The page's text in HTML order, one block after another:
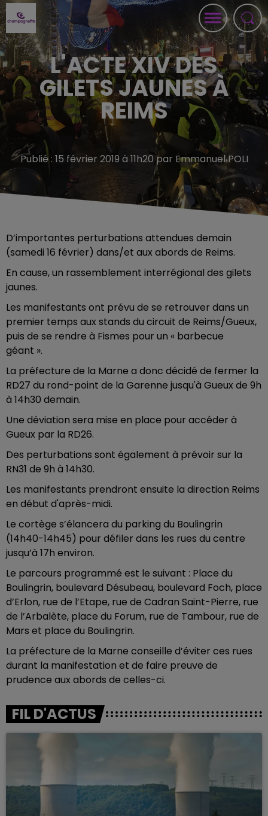
L'ACTE XIV DES
GILETS JAUNES À
REIMS
Publié : 15 février 2019 à 11h20 par Emmanuel POLI
D’importantes perturbations attendues demain
(samedi 16 février) dans/et aux abords de Reims.
En cause, un rassemblement interrégional des gilets
jaunes.
Les manifestants ont prévu de se retrouver dans un
premier temps aux stands du circuit de Reims/Gueux,
puis de se rendre à Fismes pour un « barbecue
géant ».
La préfecture de la Marne a donc décidé de fermer la
RD27 du rond-point de la Garenne jusqu'à Gueux de 9h
à 14h30 demain.
Une déviation sera mise en place pour accéder à
Gueux par la RD26.
Des perturbations sont également à prévoir sur la
RN31 de 9h à 14h30.
Les manifestants prendront ensuite la direction Reims
en début d'après-midi.
Le cortège s’élancera du parking du Boulingrin
(14h40-14h45) pour défiler dans les rues du centre
jusqu’à 17h environ.
Le parcours programmé est le suivant : Place du
Boulingrin, boulevard Désubeau, boulevard Foch, place
d’Erlon, rue de l’Etape, rue de Cadran Saint-Pierre, rue
de l’Arbalète, place du Forum, rue de Tambour, rue de
Mars et place du Boulingrin.
La préfecture de la Marne conseille d’éviter ces rues
durant la manifestation et de faire preuve de
prudence aux abords de celles-ci.
FIL D'ACTUS